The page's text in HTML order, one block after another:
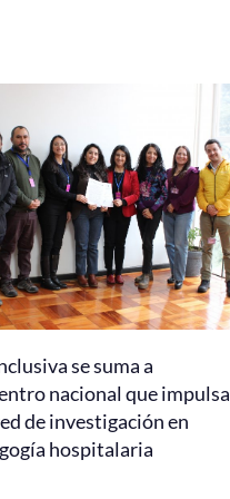
se suma a
nacional que impulsa
de investigación en
hospitalaria